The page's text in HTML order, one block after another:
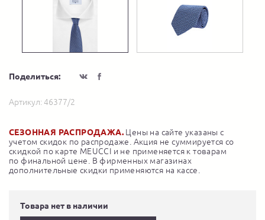
Поделиться:
Артикул: 46377/2
СЕЗОННАЯ РАСПРОДАЖА. Цены на сайте указаны с
учетом скидок по распродаже. Акция не суммируется со
скидкой по карте MEUCCI и не применяется к товарам
по финальной цене. В фирменных магазинах
дополнительные скидки применяются на кассе.
Товара нет в наличии